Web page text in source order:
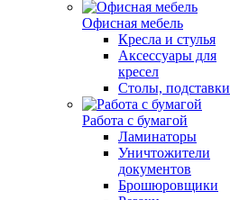
Офисная мебель
Кресла и стулья
Аксессуары для
кресел
Столы, подставки
Работа с бумагой
Ламинаторы
Уничтожители
документов
Брошюровщики